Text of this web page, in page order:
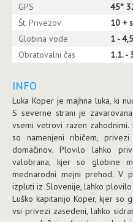
GPS
45°
Št. Privezov
10 +
Globina vode
1 -
Obratovalni čas
1.1. -
INFO
Luka Koper je majhna luka, ki
S severne strani je
vsemi vetrovi razen
so namenjeni ribičem,
domačinov. Plovilo lahko
valobrana, kjer so globine
mednarodni mejni prehod. V
izpluti iz Slovenije, lahko
Luško kapitanijo Koper, kjer so
vsi privezi zasedeni, lahko